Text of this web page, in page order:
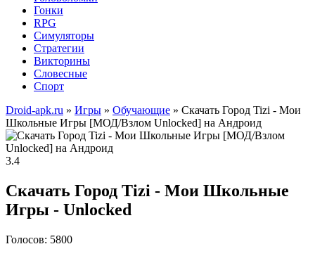
Гонки
RPG
Симуляторы
Стратегии
Викторины
Словесные
Спорт
Droid-apk.ru » Игры » Обучающие » Скачать Город Tizi - Мои
Школьные Игры [МОД/Взлом Unlocked] на Андроид
3.4
Скачать Город Tizi - Мои Школьные
Игры - Unlocked
Голосов: 5800